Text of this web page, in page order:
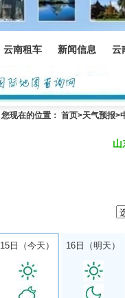
云南租车 新闻信息 云
您现在的位置： 首页>天气预报>
山
15日（今天） 16日（明天）